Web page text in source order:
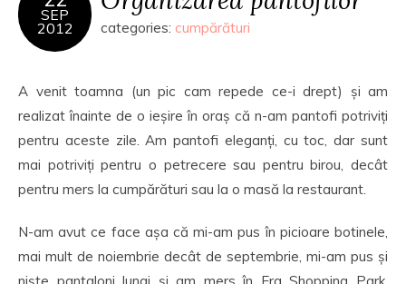
SEP
2012 categories: cumpărături
A venit toamna (un pic cam repede ce-i drept) și am
realizat înainte de o ieșire în oraș că n-am pantofi potriviți
pentru aceste zile. Am pantofi eleganți, cu toc, dar sunt
mai potriviți pentru o petrecere sau pentru birou, decât
pentru mers la cumpărături sau la o masă la restaurant.
N-am avut ce face așa că mi-am pus în picioare botinele,
mai mult de noiembrie decât de septembrie, mi-am pus și